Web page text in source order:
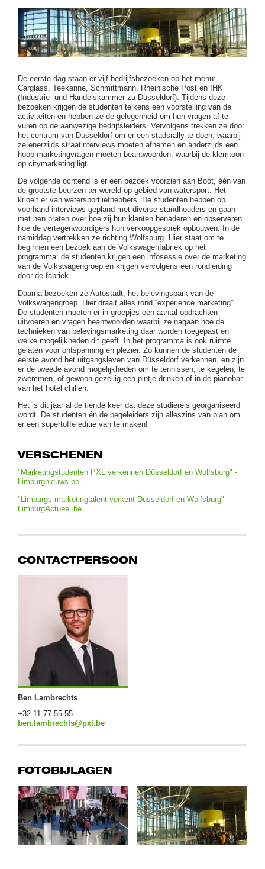
De eerste dag staan er vijf bedrijfsbezoeken op het menu:
Carglass, Teekanne, Schmittmann, Rheinische Post en IHK
(Industrie- und Handelskammer zu Düsseldorf). Tijdens deze
bezoeken krijgen de studenten telkens een voorstelling van de
activiteiten en hebben ze de gelegenheid om hun vragen af te
vuren op de aanwezige bedrijfsleiders. Vervolgens trekken ze door
het centrum van Düsseldorf om er een stadsrally te doen, waarbij
ze enerzijds straatinterviews moeten afnemen en anderzijds een
hoop marketingvragen moeten beantwoorden, waarbij de klemtoon
op citymarketing ligt.
De volgende ochtend is er een bezoek voorzien aan Boot, één van
de grootste beurzen ter wereld op gebied van watersport. Het
krioelt er van watersportliefhebbers. De studenten hebben op
voorhand interviews gepland met diverse standhouders en gaan
met hen praten over hoe zij hun klanten benaderen en observeren
hoe de vertegenwoordigers hun verkoopgesprek opbouwen. In de
namiddag vertrekken ze richting Wolfsburg. Hier staat om te
beginnen een bezoek aan de Volkswagenfabriek op het
programma: de studenten krijgen een infosessie over de marketing
van de Volkswagengroep en krijgen vervolgens een rondleiding
door de fabriek.
Daarna bezoeken ze Autostadt, het belevingspark van de
Volkswagengroep. Hier draait alles rond “experience marketing”.
De studenten moeten er in groepjes een aantal opdrachten
uitvoeren en vragen beantwoorden waarbij ze nagaan hoe de
technieken van belevingsmarketing daar worden toegepast en
welke mogelijkheden dit geeft. In het programma is ook ruimte
gelaten voor ontspanning en plezier. Zo kunnen de studenten de
eerste avond het uitgangsleven van Düsseldorf verkennen, en zijn
er de tweede avond mogelijkheden om te tennissen, te kegelen, te
zwemmen, of gewoon gezellig een pintje drinken of in de pianobar
van het hotel chillen.
Het is dit jaar al de tiende keer dat deze studiereis georganiseerd
wordt. De studenten én de begeleiders zijn alleszins van plan om
er een supertoffe editie van te maken!
VERSCHENEN
"Marketingstudenten PXL verkennen Düsseldorf en Wolfsburg" -
Limburgnieuws.be
"Limburgs marketingtalent verkent Düsseldorf en Wolfsburg" -
LimburgActueel.be
CONTACTPERSOON
Ben Lambrechts
+32 11 77 55 55
ben.lambrechts@pxl.be
FOTOBIJLAGEN